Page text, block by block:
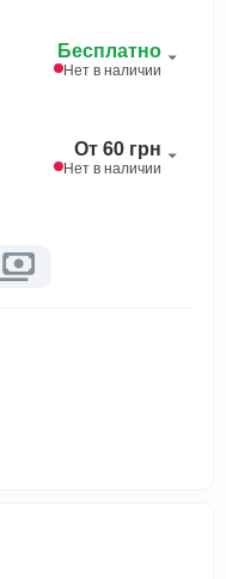
Бесплатно
Нет в наличии
От 60 грн
Нет в наличии